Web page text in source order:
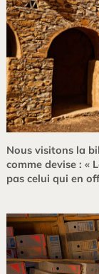
Nous visitons la
comme devise : «
pas celui qui en